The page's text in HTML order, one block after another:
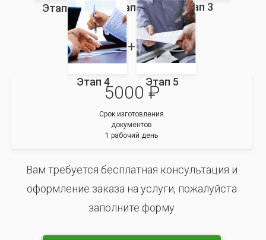
Этап 1 Этап 2 Этап 3
Этап 4 Этап 5
5000 ₽
Срок изготовления
документов
1 рабочий день
Вам требуется бесплатная консультация и
оформление заказа на услуги, пожалуйста
заполните форму